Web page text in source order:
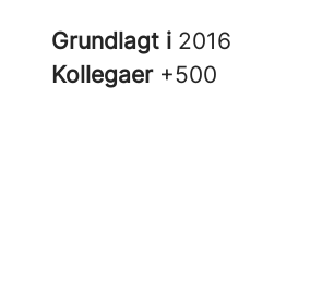
Grundlagt i 2016
Kollegaer +500